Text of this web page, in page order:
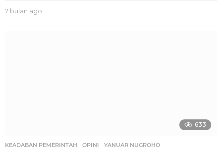
7 bulan ago
633
KEADABAN PEMERINTAH ,OPINI ,YANUAR NUGROHO